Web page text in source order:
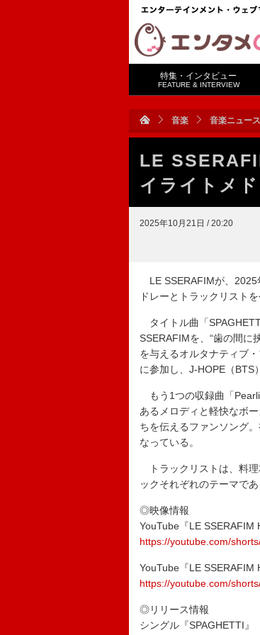
特集・インタビュー
FEATURE & INTERVIEW
音楽 音楽ニュース
LE
イライトメ
2025年10月21日 / 20:20
LE SSERAFIMが、2025
ドレーとトラックリストを
タイトル曲「
SSERAFIMを、“歯の間に
を与えるオルタナティブ
に参加し、J-HOPE（BTS
もう1つの収録曲「
あるメロディと軽快なボ
ちを伝えるファンソング
なっている。
トラックリストは、料理
ックそれぞれのテーマで
◎映像情報
YouTube『LE SSERAFIM
https://youtube.com/
YouTube『LE SSERAFIM
https://youtube.com/
◎リリース情報
シングル『SPAGHETTI』